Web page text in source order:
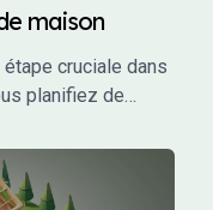
maison
cruciale dans
planifiez de
le bon
entre un projet